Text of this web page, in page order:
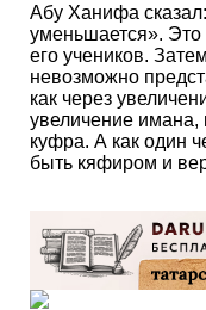
Абу Ханифа
уменьшается».
его учеников.
невозможно
как через
увеличение имана,
куфра. А как один
быть кяфиром и